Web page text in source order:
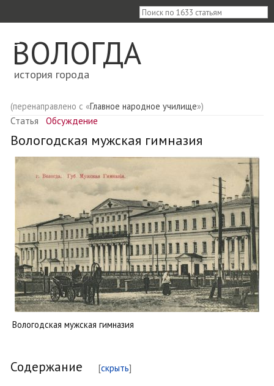
ВОЛОГДА
история города
≡
(перенаправлено с «Главное народное училище»)
Статья Обсуждение
Вологодская мужская гимназия
Вологодская мужская гимназия
Содержание